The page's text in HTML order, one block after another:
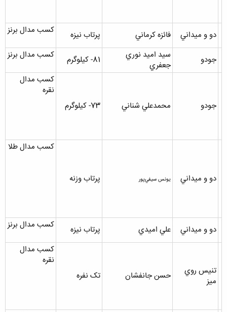
دو و ميداني فائزه کرماني پرتاب نيزه کسب مدال برنز
جودو
سيد اميد نوري
جعفري
81- کيلوگرم کسب مدال برنز
جودو محمدعلي شناني 73- کيلوگرم
کسب مدال
نقره
دو و ميداني يونس سيفي‌پور پرتاب وزنه
کسب مدال طلا
دو و ميداني علي اميدي پرتاب نيزه کسب مدال برنز
تنيس روي
ميز
حسن جانفشان تک نفره
کسب مدال
نقره